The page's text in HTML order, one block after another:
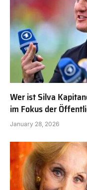
Wer ist Silva
im Fokus der
January 28, 2026